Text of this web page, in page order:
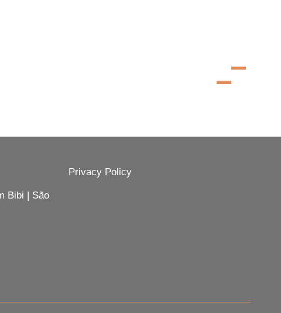
Bibi | São
Privacy Policy